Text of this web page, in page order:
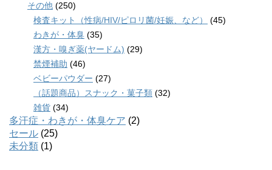
その他 (250)
検査キット（性病/HIV/ピロリ菌/妊娠、など）
(45)
わきが・体臭 (35)
漢方・嗅ぎ薬(ヤードム) (29)
禁煙補助 (46)
ベビーパウダー (27)
（話題商品）スナック・菓子類 (32)
雑貨 (34)
多汗症・わきが・体臭ケア (2)
セール (25)
未分類 (1)